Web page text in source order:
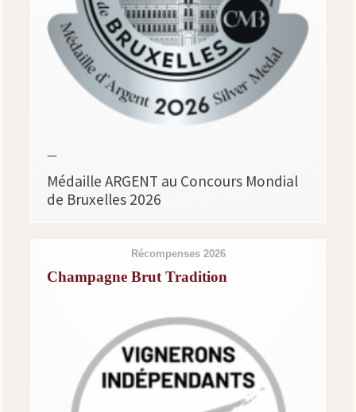
—
Médaille ARGENT au Concours Mondial
de Bruxelles 2026
Récompenses 2026
Champagne Brut Tradition